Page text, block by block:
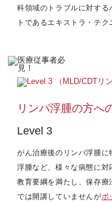
科領域のトラブルに対す
トであるエキストラ・テク
リンパ浮腫の方へ
Level 3
がん治療後のリンパ浮腫
浮腫など、様々な病態に
教育要綱を満たし、保存
では開講していませんがボ